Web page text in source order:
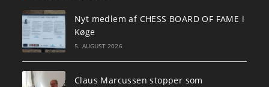
Nyt medlem af CHESS BOARD OF FAME i
Køge
5. AUGUST 2026
Claus Marcussen stopper som